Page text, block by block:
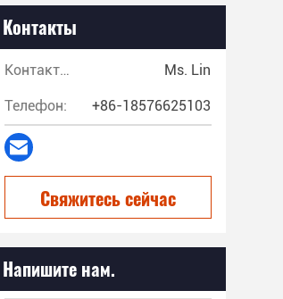
Контакты
Контакты: Ms. Lin
Телефон: +86-18576625103
Свяжитесь сейчас
Напишите нам.